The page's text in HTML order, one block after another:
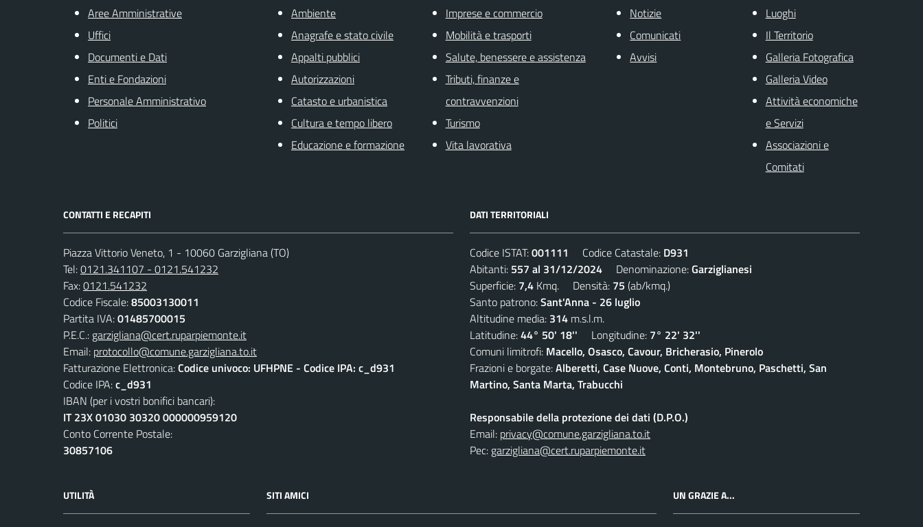
Aree Amministrative
Uffici
Documenti e Dati
Enti e Fondazioni
Personale Amministrativo
Politici
Ambiente
Anagrafe e stato civile
Appalti pubblici
Autorizzazioni
Catasto e urbanistica
Cultura e tempo libero
Educazione e formazione
Imprese e commercio
Mobilità e trasporti
Salute, benessere e assistenza
Tributi, finanze e
contravvenzioni
Turismo
Vita lavorativa
Notizie
Comunicati
Avvisi
Luoghi
Il Territorio
Galleria Fotografica
Galleria Video
Attività economiche
e Servizi
Associazioni e
Comitati
CONTATTI E RECAPITI
Piazza Vittorio Veneto, 1 - 10060 Garzigliana (TO)
Tel:0121.341107 - 0121.541232
Fax:0121.541232
Codice Fiscale:85003130011
Partita IVA:01485700015
P.E.C.: garzigliana@cert.ruparpiemonte.it
Email: protocollo@comune.garzigliana.to.it
Fatturazione Elettronica:Codice univoco: UFHPNE - Codice IPA: c_d931
Codice IPA:c_d931
IBAN (per i vostri bonifici bancari):
IT 23X 01030 30320 000000959120
Conto Corrente Postale:
30857106
DATI TERRITORIALI
Codice ISTAT:001111 Codice Catastale: D931
Abitanti: 557 al 31/12/2024 Denominazione:Garziglianesi
Superficie: 7,4 Kmq. Densità: 75 (ab/kmq.)
Santo patrono:Sant'Anna - 26 luglio
Altitudine media: 314 m.s.l.m.
Latitudine:44° 50' 18'' Longitudine: 7° 22' 32''
Comuni limitrofi: Macello, Osasco, Cavour, Bricherasio, Pinerolo
Frazioni e borgate:Alberetti, Case Nuove, Conti, Montebruno, Paschetti, San
Martino, Santa Marta, Trabucchi
Responsabile della protezione dei dati (D.P.O.)
Email: privacy@comune.garzigliana.to.it
Pec: garzigliana@cert.ruparpiemonte.it
UTILITÀ SITI AMICI UN GRAZIE A...